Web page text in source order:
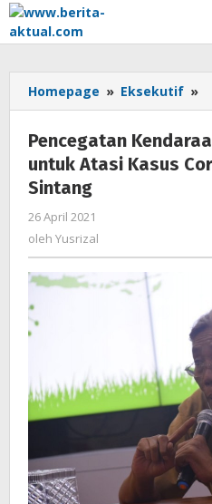
Lewati
ke
konten
Homepage » Eksekutif »
Pencegatan
untuk Atasi Kasus
Sintang
26 April 2021
oleh Yusrizal